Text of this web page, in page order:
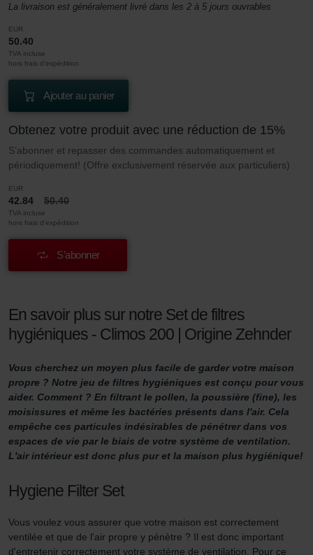
La livraison est généralement livré dans les 2 à 5 jours ouvrables
EUR
50.40
TVA incluse
hors frais d’expédition
Ajouter au panier
Obtenez votre produit avec une réduction de 15%
S’abonner et repasser des commandes automatiquement et
périodiquement! (Offre exclusivement réservée aux particuliers)
EUR
42.84 50.40
TVA incluse
hors frais d’expédition
S’abonner
En savoir plus sur notre Set de filtres
hygiéniques - Climos 200 | Origine Zehnder
Vous cherchez un moyen plus facile de garder votre maison
propre ? Notre jeu de filtres hygiéniques est conçu pour vous
aider. Comment ? En filtrant le pollen, la poussière (fine), les
moisissures et même les bactéries présents dans l'air. Cela
empêche ces particules indésirables de pénétrer dans vos
espaces de vie par le biais de votre système de ventilation.
L'air intérieur est donc plus pur et la maison plus hygiénique!
Hygiene Filter Set
Vous voulez vous assurer que votre maison est correctement
ventilée et que de l'air propre y pénètre ? Il est donc important
d'entretenir correctement votre système de ventilation. Pour ce